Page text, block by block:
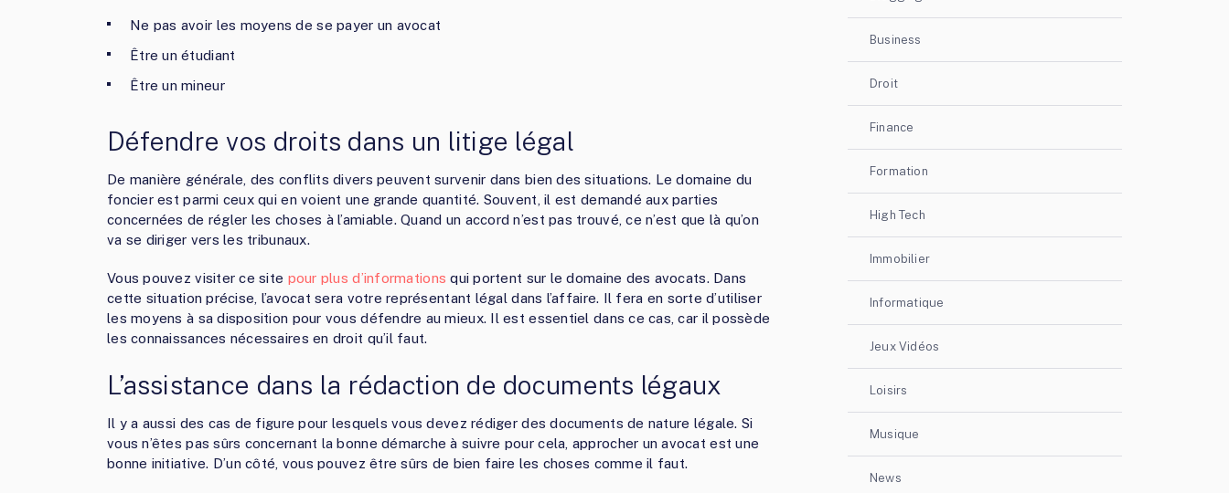
Ne pas avoir les moyens de se payer un avocat
Être un étudiant
Être un mineur
Défendre vos droits dans un litige légal
De manière générale, des conflits divers peuvent survenir dans bien des situations. Le domaine du
foncier est parmi ceux qui en voient une grande quantité. Souvent, il est demandé aux parties
concernées de régler les choses à l’amiable. Quand un accord n’est pas trouvé, ce n’est que là qu’on
va se diriger vers les tribunaux.
Vous pouvez visiter ce site pour plus d’informations qui portent sur le domaine des avocats. Dans
cette situation précise, l’avocat sera votre représentant légal dans l’affaire. Il fera en sorte d’utiliser
les moyens à sa disposition pour vous défendre au mieux. Il est essentiel dans ce cas, car il possède
les connaissances nécessaires en droit qu’il faut.
L’assistance dans la rédaction de documents légaux
Il y a aussi des cas de figure pour lesquels vous devez rédiger des documents de nature légale. Si
vous n’êtes pas sûrs concernant la bonne démarche à suivre pour cela, approcher un avocat est une
bonne initiative. D’un côté, vous pouvez être sûrs de bien faire les choses comme il faut.
Business
Droit
Finance
Formation
High Tech
Immobilier
Informatique
Jeux Vidéos
Loisirs
Musique
News